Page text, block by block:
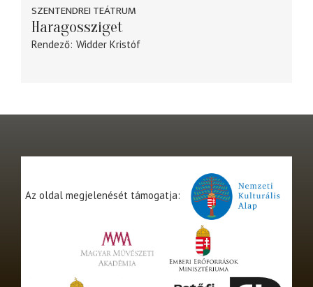
SZENTENDREI TEÁTRUM
Haragossziget
Rendező Widder Kristóf
Az oldal megjelenését támogatja: